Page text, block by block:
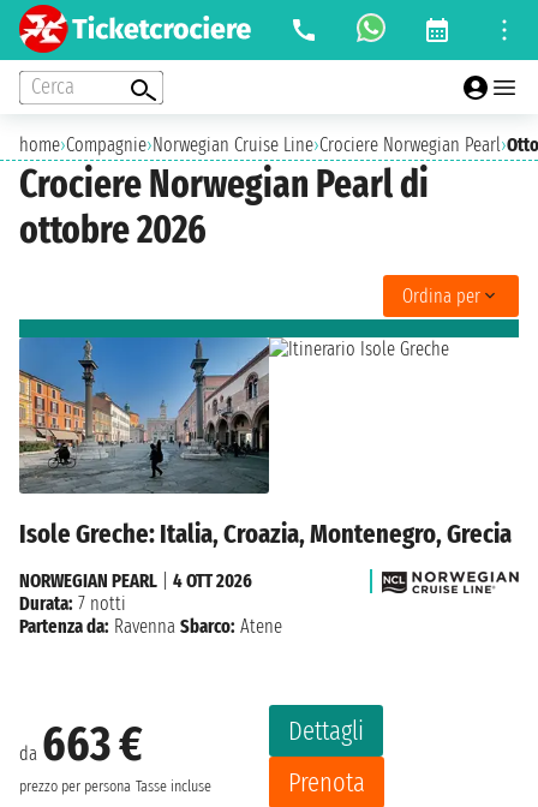
Cerca
home›Compagnie›Norwegian Cruise Line›Crociere Norwegian Pearl›
Crociere Norwegian Pearl di
ottobre 2026
Ordina per
Isole Greche: Italia, Croazia, Montenegro, Grecia
da 663 €
prezzo per persona Tasse incluse
Dettagli
Prenota
NORWEGIAN PEARL
4 OTT 2026
Durata: 7 notti
Partenza da: Ravenna Sbarco: Atene